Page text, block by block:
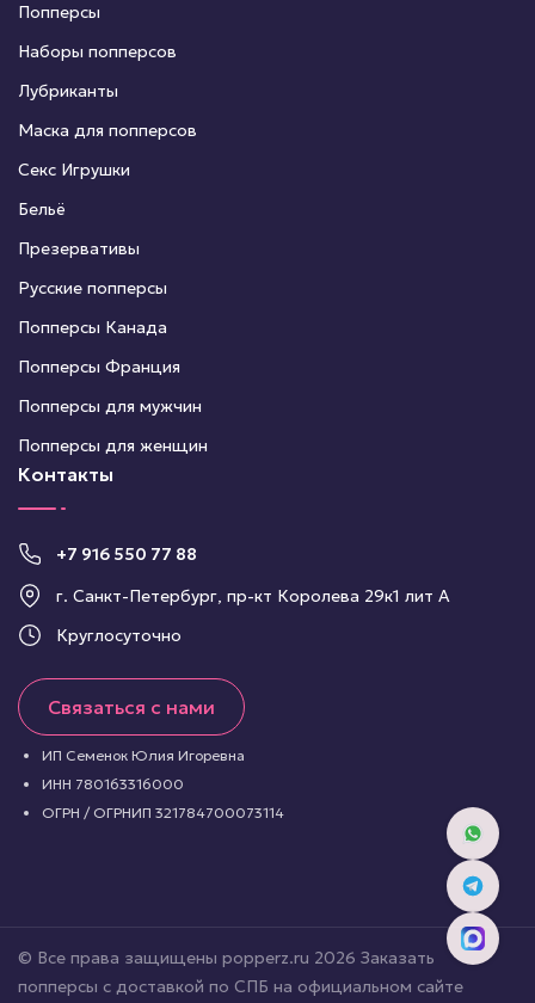
Попперсы
Наборы попперсов
Лубриканты
Маска для попперсов
Секс Игрушки
Бельё
Презервативы
Русские попперсы
Попперсы Канада
Попперсы Франция
Попперсы для мужчин
Попперсы для женщин
Контакты
+7 916 550 77 88
г. Санкт-Петербург, пр-кт Королева 29к1 лит А
Круглосуточно
Связаться с нами
ИП Семенок Юлия Игоревна
ИНН 780163316000
ОГРН / ОГРНИП 321784700073114
© Все права защищены popperz.ru 2026 Заказать
попперсы с доставкой по СПБ на официальном сайте